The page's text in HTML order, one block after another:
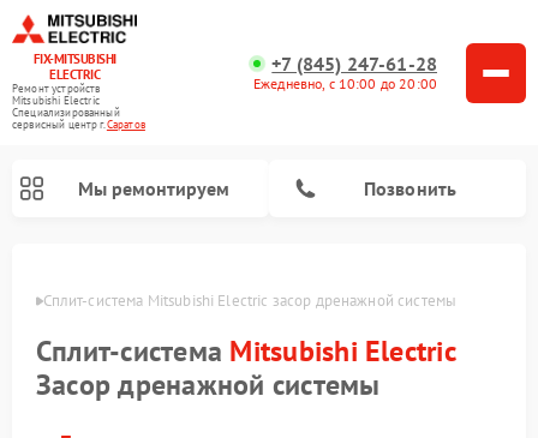
FIX-MITSUBISHI
ELECTRIC
Ремонт устройств
Mitsubishi Electric
Специализированный
cервисный центр г.Саратов
+7 (845) 247-61-28
Ежедневно, с 10:00 до 20:00
Мы ремонтируем Позвонить
Сплит-система Mitsubishi Electric засор дренажной системы
Сплит-система Mitsubishi Electric
Засор дренажной системы